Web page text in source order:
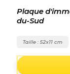
Plaque
du-Sud
Taille : 52x11 cm